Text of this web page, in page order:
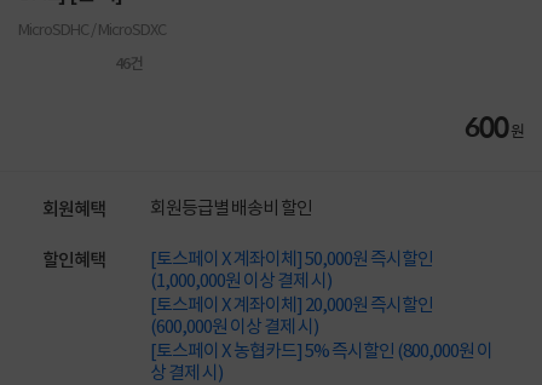
MicroSDHC / MicroSDXC
46건
600원
회원혜택 회원등급별 배송비 할인
할인혜택
[토스페이 X 계좌이체] 50,000원 즉시할인
(1,000,000원 이상 결제 시)
[토스페이 X 계좌이체] 20,000원 즉시할인
(600,000원 이상 결제 시)
[토스페이 X 농협카드] 5% 즉시할인 (800,000원 이
상 결제 시)